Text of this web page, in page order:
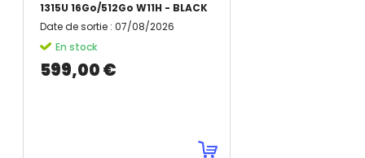
1315U 16Go/512Go W11H - BLACK
Date de sortie : 07/08/2026
En stock
599,00 €